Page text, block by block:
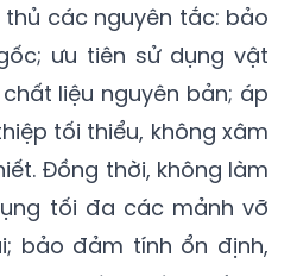
các nguyên tắc: bảo
ưu tiên sử dụng vật
liệu nguyên bản; áp
tối thiểu, không xâm
Đồng thời, không làm
tối đa các mảnh vỡ
bảo đảm tính ổn định,